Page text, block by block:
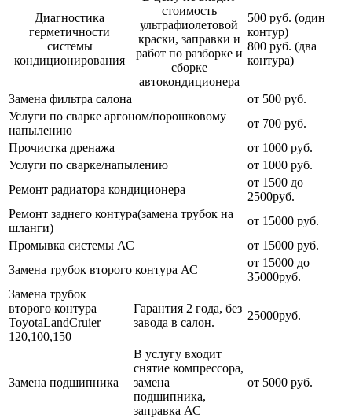
Диагностика
герметичности
системы
кондиционирования
стоимость
ультрафиолетовой
краски, заправки и
работ по разборке и
сборке
автокондиционера
500 руб. (один
контур)
800 руб. (два
контура)
Замена фильтра салона
от 500 руб.
Услуги по сварке аргоном/порошковому
напылению
от 700 руб.
Прочистка дренажа
от 1000 руб.
Услуги по сварке/напылению
от 1000 руб.
Ремонт радиатора кондиционера
от 1500 до
2500руб.
Ремонт заднего контура(замена трубок на
шланги)
от 15000 руб.
Промывка системы АС
от 15000 руб.
Замена трубок второго контура АС
от 15000 до
35000руб.
Замена трубок
второго контура
ToyotaLandCruier
120,100,150
Гарантия 2 года, без
завода в салон.
25000руб.
Замена подшипника
В услугу входит
снятие компрессора,
замена
подшипника,
заправка АС
от 5000 руб.